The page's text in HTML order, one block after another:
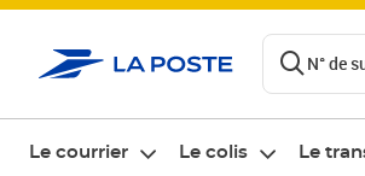
N° de
Le courrier Le colis Le